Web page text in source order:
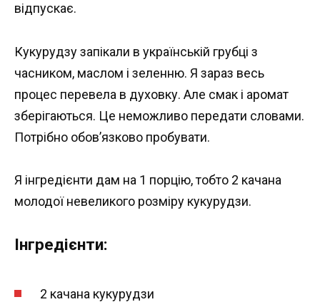
відпускає.
Кукурудзу запікали в українській грубці з
часником, маслом і зеленню. Я зараз весь
процес перевела в духовку. Але смак і аромат
зберігаються. Це неможливо передати словами.
Потрібно обов’язково пробувати.
Я інгредієнти дам на 1 порцію, тобто 2 качана
молодої невеликого розміру кукурудзи.
Інгредієнти:
2 качана кукурудзи